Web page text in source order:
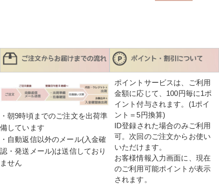
・朝9時頃までのご注文を出荷準
備しています
・自動返信以外のメール(入金確
認・発送メール)は送信しており
ません
ポイントサービスは、ご利用
金額に応じて、100円毎に1ポ
イント付与されます。(1ポイ
ント＝5円換算)
ID登録された場合のみご利用
可。次回のご注文からお使い
いただけます。
お客様情報入力画面に、現在
のご利用可能ポイントが表示
されます。